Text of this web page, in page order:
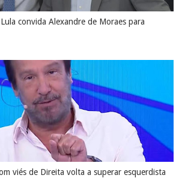
convida Alexandre de Moraes para
viés de Direita volta a superar esquerdista